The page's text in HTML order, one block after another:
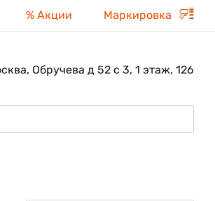
% Акции Маркировка
Обручева д 52 с 3, 1 этаж, 126